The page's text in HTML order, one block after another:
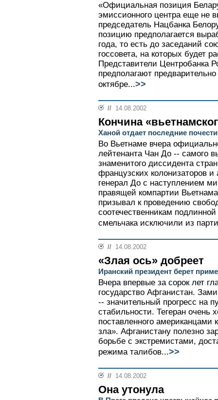
«Официальная позиция
эмиссионного центра еще не
председатель Нацбанка
позицию предполагается
года, то есть до заседаний
госсовета, на которых будет
Представители Центробанка
предполагают
октябре...>>
// 14.08.2002
Кончина
Ханой отдает последние
Во Вьетнаме вчера
лейтенанта Чан До -- самого
знаменитого диссидента
французских колонизаторов и
генерал До с наступлением
правящей компартии
призывал к проведению
соотечественникам
смельчака исключили из
// 14.08.2002
«Злая ось» добреет
Иранский президент берет
Вчера впервые за сорок лет
государство Афганистан.
-- значительный прогресс на
стабильности. Тегеран очень
поставленного американцами
зла». Афганистану полезно
борьбе с экстремистами,
режима талибов...>>
// 14.08.2002
Она утонула